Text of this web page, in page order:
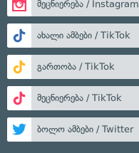
მეცნიერება / Instagram
ახალი ამბები / TikTok
გართობა / TikTok
მეცნიერება / TikTok
ბოლო ამბები / Twitter